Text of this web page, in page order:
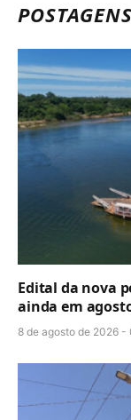
Edital da nova
ainda em
8 de agosto de 2026 -